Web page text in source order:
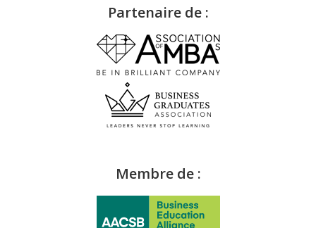
Partenaire de :
Membre de :